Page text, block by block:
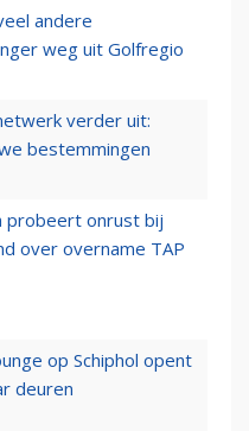
andere
weg uit Golfregio
verder uit:
bestemmingen
probeert onrust bij
over overname TAP
op Schiphol opent
deuren